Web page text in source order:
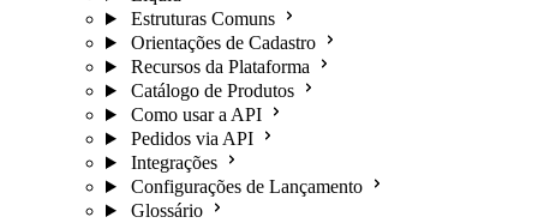
Estruturas Comuns
Orientações de Cadastro
Recursos da Plataforma
Catálogo de Produtos
Como usar a API
Pedidos via API
Integrações
Configurações de Lançamento
Glossário